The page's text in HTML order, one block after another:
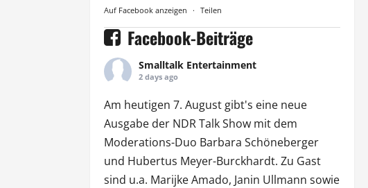
Auf Facebook anzeigen · Teilen
Facebook-Beiträge
Smalltalk Entertainment
2 days ago
Am heutigen 7. August gibt's eine neue
Ausgabe der NDR Talk Showmit dem
Moderations-Duo Barbara Schöneberger
und Hubertus Meyer-Burckhardt. Zu Gast
sind u.a. Marijke Amado, Janin Ullmann sowie